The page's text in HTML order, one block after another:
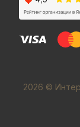
2026 ©